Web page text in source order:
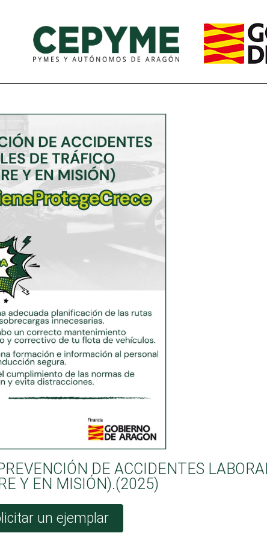
DE ACCIDENTES
Y EN MISIÓN).(2025)
un ejemplar